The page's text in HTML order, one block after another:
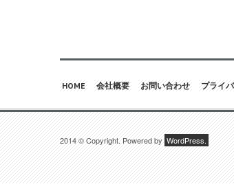
HOME 会社概要 お問い合わせ プライ
2014 © Copyright. Powered byWordPress.